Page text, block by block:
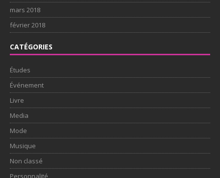
mars 2018
février 2018
CATÉGORIES
Études
Événement
Livre
Media
Mode
Musique
Non classé
Personnalité